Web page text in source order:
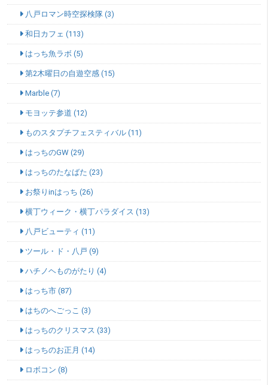
八戸ロマン時空探検隊 (3)
和日カフェ (113)
はっち魚ラボ (5)
第2木曜日の自遊空感 (15)
Marble (7)
モヨッテ参道 (12)
ものスタプチフェスティバル (11)
はっちのGW (29)
はっちのたなばた (23)
お祭りinはっち (26)
横丁ウィーク・横丁パラダイス (13)
八戸ビューティ (11)
ツール・ド・八戸 (9)
ハチノヘものがたり (4)
はっち市 (87)
はちのへごっこ (3)
はっちのクリスマス (33)
はっちのお正月 (14)
ロボコン (8)